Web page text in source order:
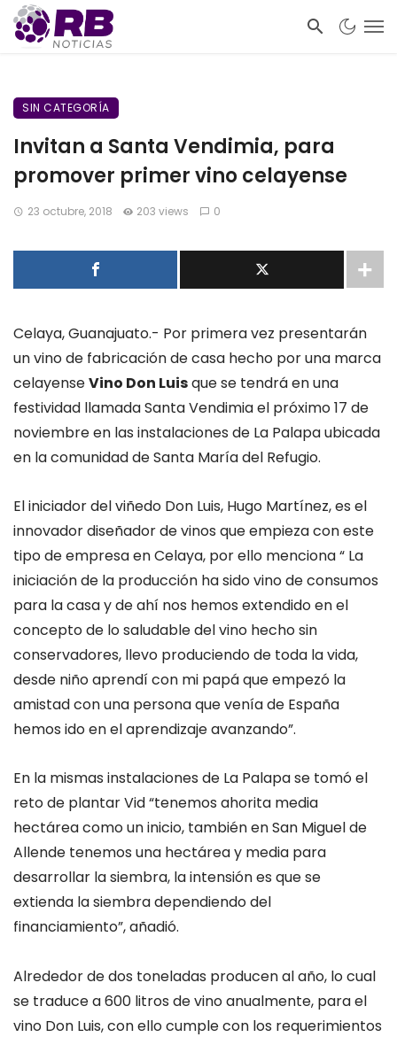
SIN CATEGORÍA
Invitan a Santa Vendimia, para
promover primer vino celayense
23 octubre, 2018 203 views 0
Celaya, Guanajuato.- Por primera vez presentarán
un vino de fabricación de casa hecho por una marca
celayenseVino Don Luisque se tendrá en una
festividad llamada Santa Vendimia el próximo 17 de
noviembre en las instalaciones de La Palapa ubicada
en la comunidad de Santa María del Refugio.
El iniciador del viñedo Don Luis, Hugo Martínez, es el
innovador diseñador de vinos que empieza con este
tipo de empresa en Celaya, por ello menciona “ La
iniciación de la producción ha sido vino de consumos
para la casa y de ahí nos hemos extendido en el
concepto de lo saludable del vino hecho sin
conservadores, llevo produciendo de toda la vida,
desde niño aprendí con mi papá que empezó la
amistad con una persona que venía de España
hemos ido en el aprendizaje avanzando”.
En la mismas instalaciones de La Palapa se tomó el
reto de plantar Vid “tenemos ahorita media
hectárea como un inicio, también en San Miguel de
Allende tenemos una hectárea y media para
desarrollar la siembra, la intensión es que se
extienda la siembra dependiendo del
financiamiento”, añadió.
Alrededor de dos toneladas producen al año, lo cual
se traduce a 600 litros de vino anualmente, para el
vino Don Luis, con ello cumple con los requerimientos